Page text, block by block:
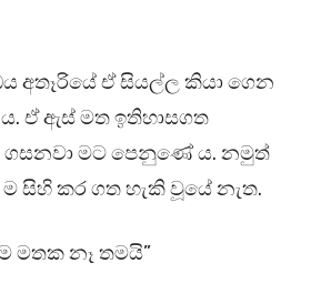
ඒ සියල්ල කියා ගෙන
ඒ ඇස් මත ඉතිහාසගත
ගසනවා මට පෙනුණේ ය. නමුත්
සිහි කර ගත හැකි වූයේ නැත.
මතක නෑ තමයි”